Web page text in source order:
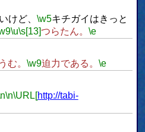
けど、 \w5キチガイはきっと
\u\s[13]つらたん。 \e
む。 \w9迫力である。 \e
\n\URL[http://tabi-